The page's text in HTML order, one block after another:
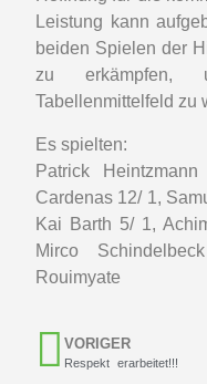
Leistung kann
beiden Spielen der
zu erkämpfen,
Tabellenmittelfeld zu
Es spielten:
Patrick
Cardenas 12/ 1,
Kai Barth 5/ 1,
Mirco
Rouimyate
VORIGER
Respekt erarbeitet!!!